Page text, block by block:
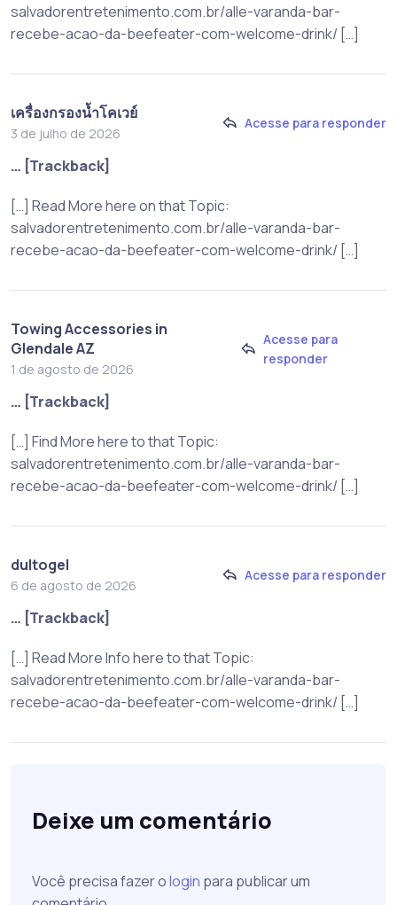
salvadorentretenimento.com.br/alle-varanda-bar-
recebe-acao-da-beefeater-com-welcome-drink/ […]
เครื่องกรองน้ำโคเวย์
3 de julho de 2026
Acesse para responder
… [Trackback]
[…] Read More here on that Topic:
salvadorentretenimento.com.br/alle-varanda-bar-
recebe-acao-da-beefeater-com-welcome-drink/ […]
Towing Accessories in
Glendale AZ
1 de agosto de 2026
Acesse para
responder
… [Trackback]
[…] Find More here to that Topic:
salvadorentretenimento.com.br/alle-varanda-bar-
recebe-acao-da-beefeater-com-welcome-drink/ […]
dultogel
6 de agosto de 2026
Acesse para responder
… [Trackback]
[…] Read More Info here to that Topic:
salvadorentretenimento.com.br/alle-varanda-bar-
recebe-acao-da-beefeater-com-welcome-drink/ […]
Deixe um comentário
Você precisa fazer ologin para publicar um